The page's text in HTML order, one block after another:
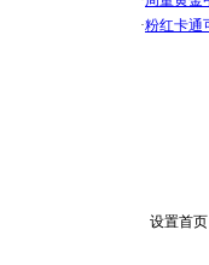
设置首页